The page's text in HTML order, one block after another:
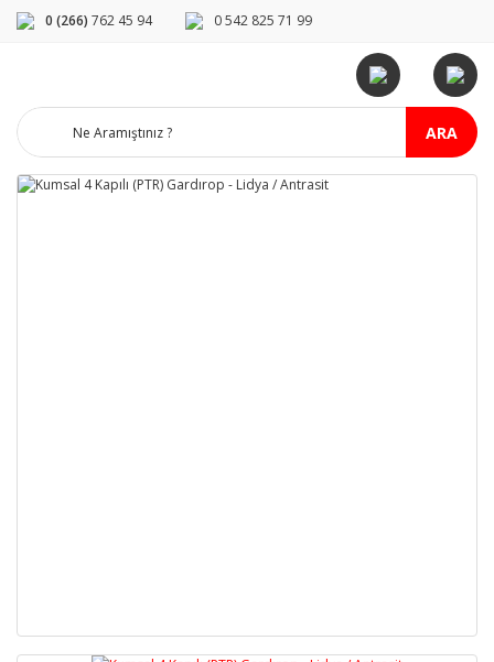
0 (266) 762 45 94 0 542 825 71 99
ARA